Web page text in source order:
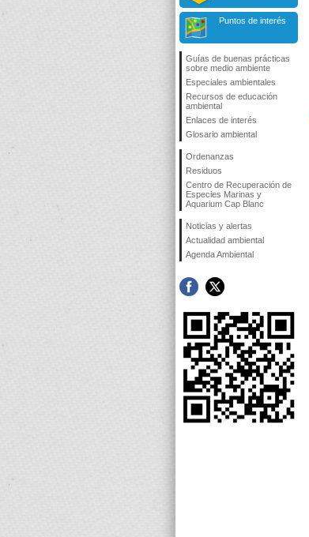
Puntos de interés
Guías de buenas prácticas
sobre medio ambiente
Especiales ambientales
Recursos de educación
ambiental
Enlaces de interés
Glosario ambiental
Ordenanzas
Residuos
Centro de Recuperación de
Especies Marinas y
Aquarium Cap Blanc
Noticias y alertas
Actualidad ambiental
Agenda Ambiental